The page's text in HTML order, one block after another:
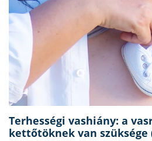
Terhességi vashiány: a
kettőtöknek van szüksége